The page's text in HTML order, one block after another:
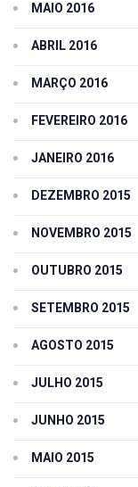
MAIO 2016
ABRIL 2016
MARÇO 2016
FEVEREIRO 2016
JANEIRO 2016
DEZEMBRO 2015
NOVEMBRO 2015
OUTUBRO 2015
SETEMBRO 2015
AGOSTO 2015
JULHO 2015
JUNHO 2015
MAIO 2015